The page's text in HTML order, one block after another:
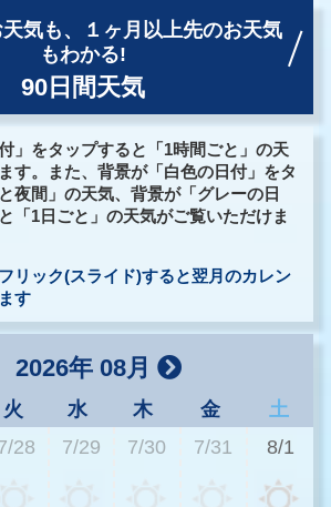
気も、
１ヶ月以上先のお天気
もわかる!
90日間天気
」をタップすると「1時間ごと」の天
す。また、背景が「白色の日付」をタ
夜間」の天気、背景が「グレーの日
「1日ごと」の天気がご覧いただけま
リック(スライド)すると翌月のカレン
す
2026年 08月
火 水 木 金
土
28 7/29 7/30 7/31 8/1